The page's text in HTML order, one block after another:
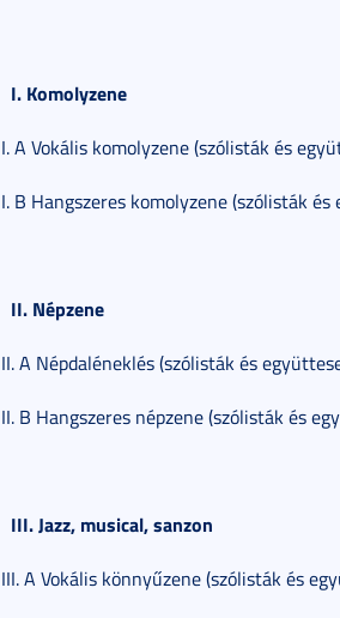
I. Komolyzene
I. A Vokális komolyzene (szólisták és
I. B Hangszeres komolyzene (szólisták
II. Népzene
II. A Népdaléneklés (szólisták és
II. B Hangszeres népzene (szólisták és
III. Jazz, musical, sanzon
III. A Vokális könnyűzene (szólisták és